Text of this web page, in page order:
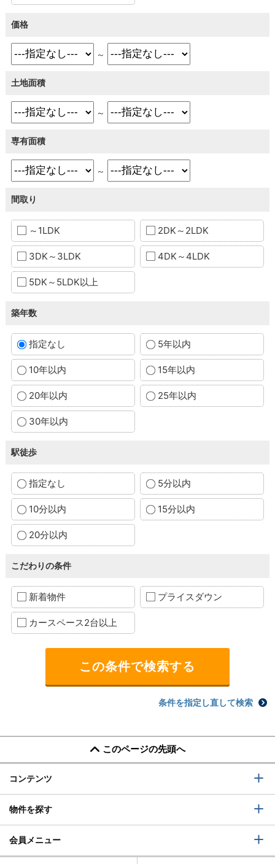
価格
～
土地面積
～
専有面積
～
間取り
～1LDK 2DK～2LDK
3DK～3LDK 4DK～4LDK
5DK～5LDK以上
築年数
指定なし 5年以内
10年以内 15年以内
20年以内 25年以内
30年以内
駅徒歩
指定なし 5分以内
10分以内 15分以内
20分以内
こだわりの条件
新着物件 プライスダウン
カースペース2台以上
条件を指定し直して検索
このページの先頭へ
コンテンツ
物件を探す
会員メニュー